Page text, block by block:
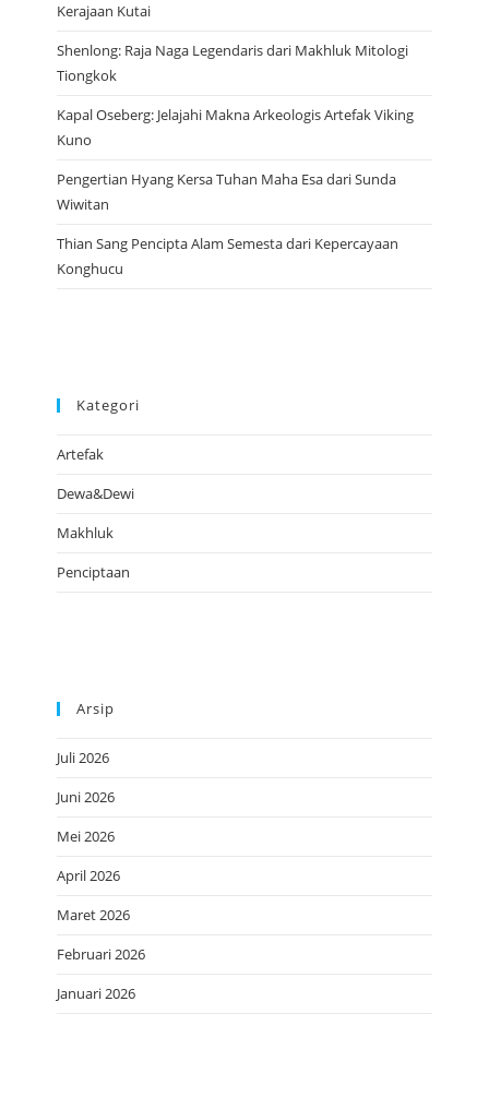
Kerajaan Kutai
Shenlong: Raja Naga Legendaris dari Makhluk Mitologi
Tiongkok
Kapal Oseberg: Jelajahi Makna Arkeologis Artefak Viking
Kuno
Pengertian Hyang Kersa Tuhan Maha Esa dari Sunda
Wiwitan
Thian Sang Pencipta Alam Semesta dari Kepercayaan
Konghucu
Kategori
Artefak
Dewa&Dewi
Makhluk
Penciptaan
Arsip
Juli 2026
Juni 2026
Mei 2026
April 2026
Maret 2026
Februari 2026
Januari 2026